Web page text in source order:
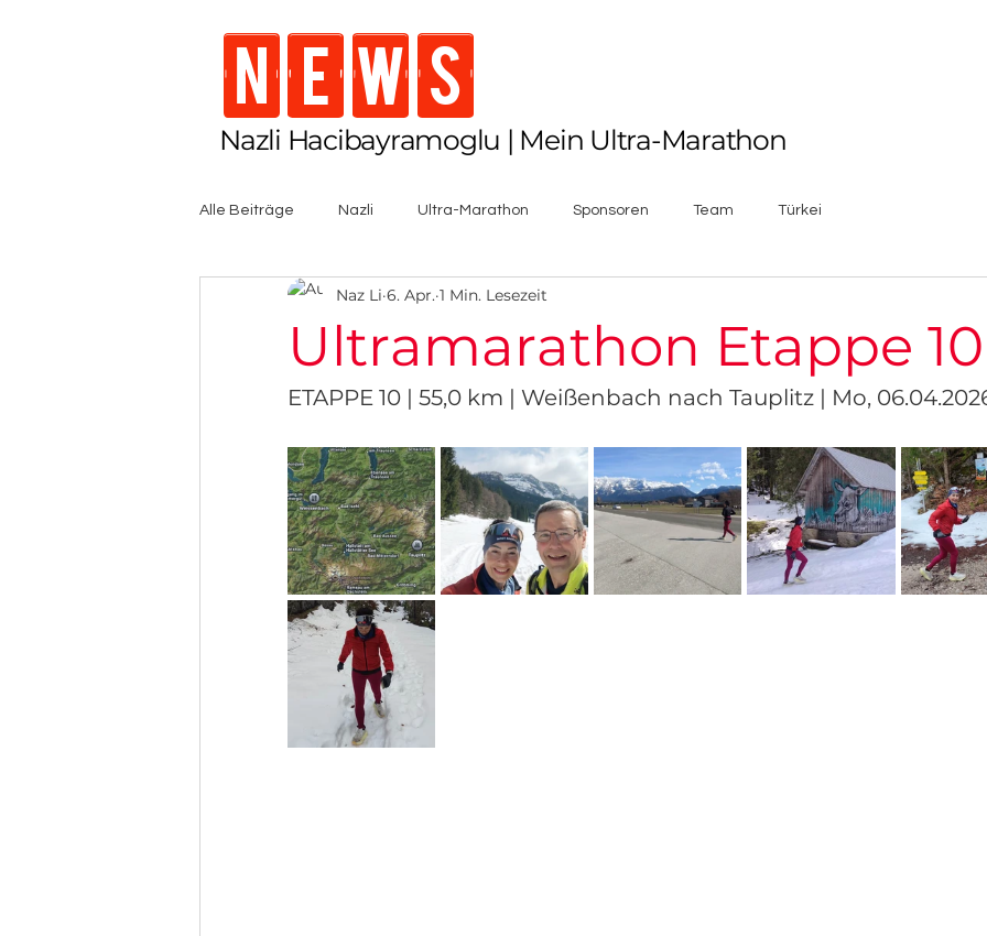
NEWS
Nazli Hacibayramoglu | Mein Ultra-Marathon
Alle Beiträge Nazli Ultra-Marathon Sponsoren Team Türkei
Ultramarathon Etappe 10
Naz Li 6. Apr. 1 Min. Lesezeit
ETAPPE 10 | 55,0 km | Weißenbach nach Tauplitz | Mo,